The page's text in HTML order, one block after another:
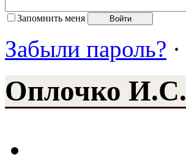
Запомнить меня
Забыли пароль? ·
Оплочко И.С.